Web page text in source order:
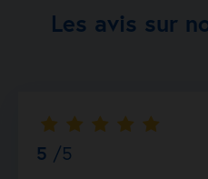
Les avis sur
5 /5